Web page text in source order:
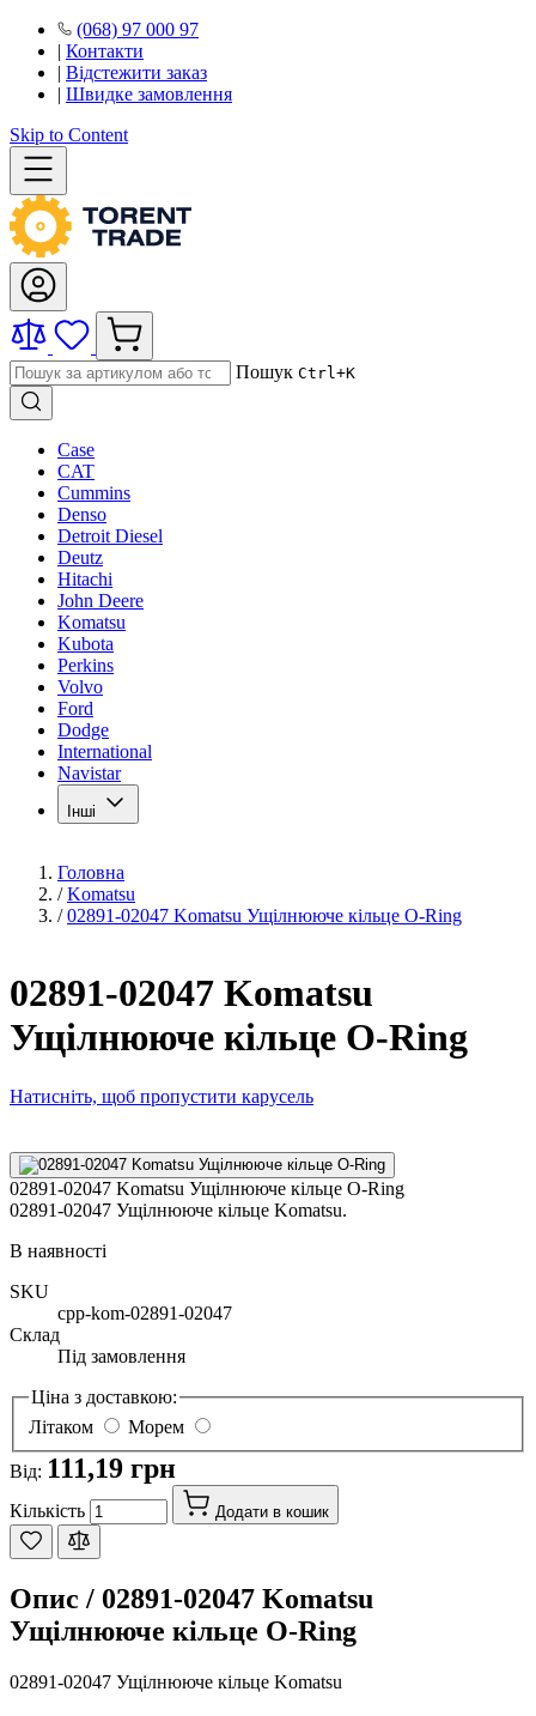
(068) 97 000 97
| Контакти
| Відстежити заказ
| Швидке замовлення
Skip to Content
Пошук Ctrl+K
Case
CAT
Cummins
Denso
Detroit Diesel
Deutz
Hitachi
John Deere
Komatsu
Kubota
Perkins
Volvo
Ford
Dodge
International
Navistar
Інші
Головна
/ Komatsu
/ 02891-02047 Komatsu Ущілнююче кільце O-Ring
02891-02047 Komatsu
Ущілнююче кільце O-Ring
Натисніть, щоб пропустити карусель
02891-02047 Komatsu Ущілнююче кільце O-Ring
02891-02047 Ущілнююче кільце Komatsu.
В наявності
SKU
cpp-kom-02891-02047
Склад
Під замовлення
Ціна з доставкою:
Літаком
Морем
Від: 111,19 грн
Кількість Додати в кошик
Опис / 02891-02047 Komatsu
Ущілнююче кільце O-Ring
02891-02047 Ущілнююче кільце Komatsu